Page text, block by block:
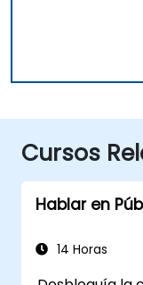
Cursos
Hablar en
14 Horas